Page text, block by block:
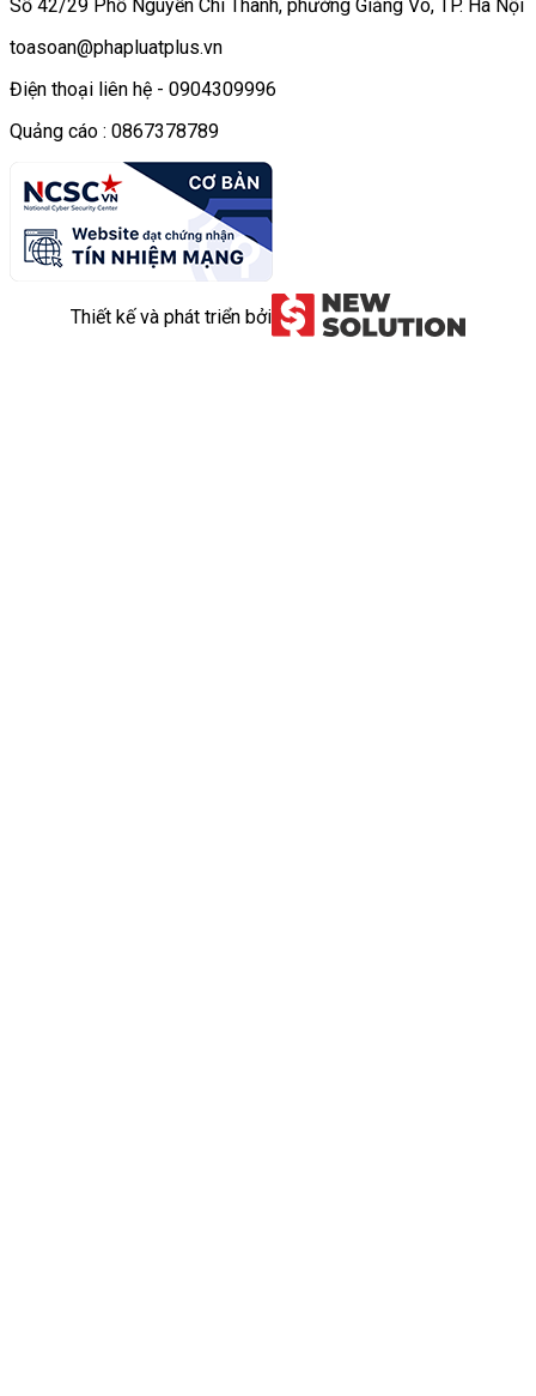
Số 42/29 Phố Nguyễn Chí Thanh, phường Giảng Võ, TP. Hà Nội
toasoan@phapluatplus.vn
Điện thoại liên hệ - 0904309996
Quảng cáo : 0867378789
Thiết kế và phát triển bởi